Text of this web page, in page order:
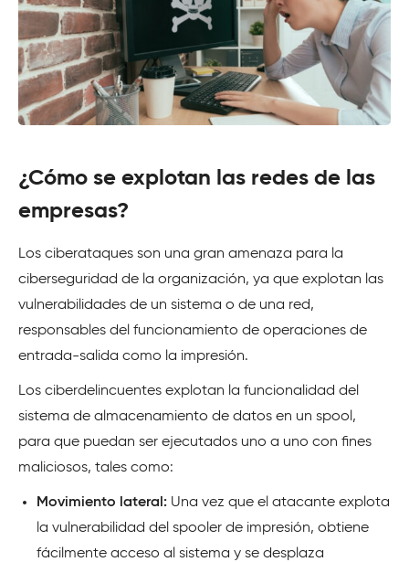
¿Cómo se explotan las redes de las
empresas?
Los ciberataques son una gran amenaza para la
ciberseguridad de la organización, ya que explotan las
vulnerabilidades de un sistema o de una red,
responsables del funcionamiento de operaciones de
entrada-salida como la impresión.
Los ciberdelincuentes explotan la funcionalidad del
sistema de almacenamiento de datos en un spool,
para que puedan ser ejecutados uno a uno con fines
maliciosos, tales como:
Movimiento lateral: Una vez que el atacante explota
la vulnerabilidad del spooler de impresión, obtiene
fácilmente acceso al sistema y se desplaza